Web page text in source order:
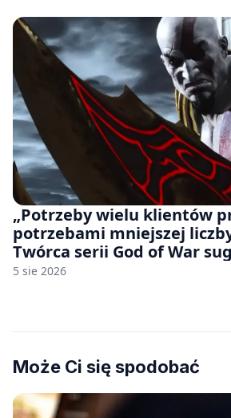
„Potrzeby wielu klientów
potrzebami mniejszej
Twórca serii God of War
rozumie, dlaczego Sony
5 sie 2026
Może Ci się spodobać